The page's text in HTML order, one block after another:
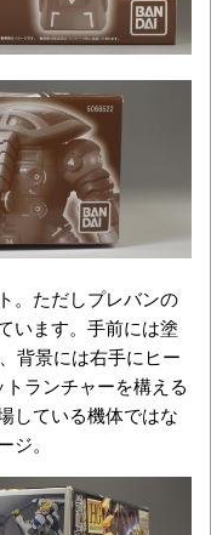
。ただしプレバンの
います。手前には塗
背景には右手にヒー
ランチャーを構える
している機体ではな
。